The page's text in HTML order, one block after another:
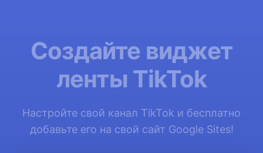
Создайте виджет
ленты TikTok
Настройте свой канал TikTok и бесплатно
добавьте его на свой сайт Google Sites!